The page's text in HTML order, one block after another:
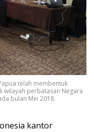
telah membentuk
wilayah perbatasan Negara
bulan Mei 2018.
kantor